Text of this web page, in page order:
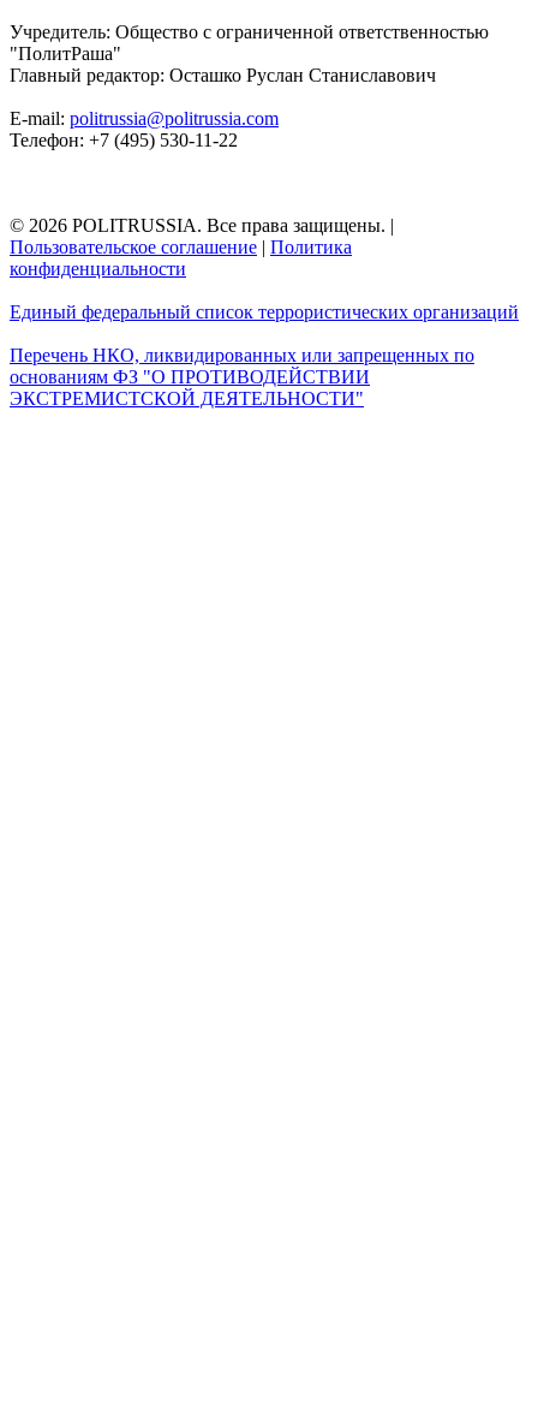
Учредитель: Общество с ограниченной ответственностью
"ПолитРаша"
Главный редактор: Осташко Руслан Станиславович
E-mail: politrussia@politrussia.com
Телефон: +7 (495) 530-11-22
© 2026 POLITRUSSIA. Все права защищены. |
Пользовательское соглашение | Политика
конфиденциальности
Единый федеральный список террористических организаций
Перечень НКО, ликвидированных или запрещенных по
основаниям ФЗ "О ПРОТИВОДЕЙСТВИИ
ЭКСТРЕМИСТСКОЙ ДЕЯТЕЛЬНОСТИ"